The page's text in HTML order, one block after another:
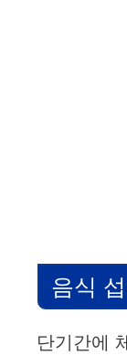
음식
단기간에